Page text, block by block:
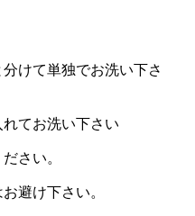
けて単独でお洗い下さ
てお洗い下さい
さい。
避け下さい。